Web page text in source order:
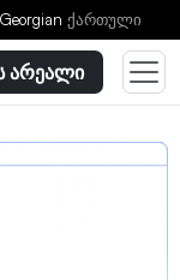
Georgian ქართული
არეალი